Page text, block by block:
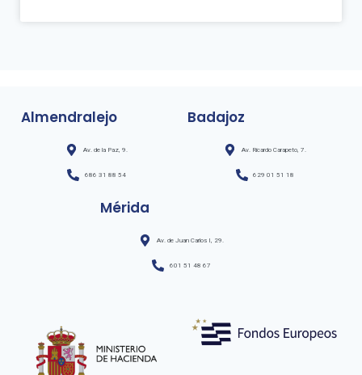
Almendralejo
Av. de la Paz, 9.
686 31 88 54
Badajoz
Av. Ricardo Carapeto, 7.
629 01 51 18
Mérida
Av. de Juan Carlos I, 29.
601 51 48 67